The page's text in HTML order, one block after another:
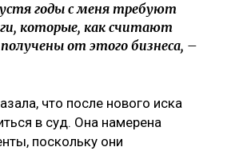
годы с меня требуют
которые, как считают
от этого бизнеса, –
что после нового иска
в суд. Она намерена
поскольку они